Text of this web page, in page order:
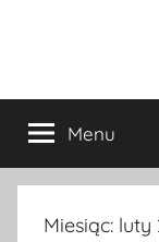
Menu
Miesiąc: luty